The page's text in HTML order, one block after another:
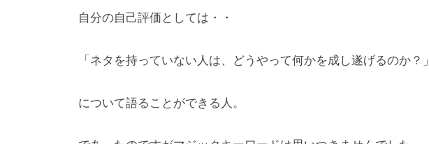
自分の自己評価としては・・
「ネタを持っていない人は、どうやって何かを成し遂げるのか？」
について語ることができる人。